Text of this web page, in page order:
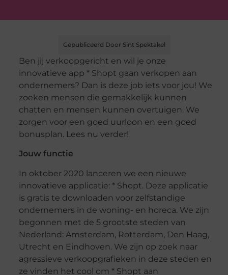
Gepubliceerd Door Sint Spektakel
Ben jij verkoopgericht en wil je onze
innovatieve app * Shopt gaan verkopen aan
ondernemers? Dan is deze job iets voor jou! We
zoeken mensen die gemakkelijk kunnen
chatten en mensen kunnen overtuigen. We
zorgen voor een goed uurloon en een goed
bonusplan. Lees nu verder!
Jouw functie
In oktober 2020 lanceren we een nieuwe
innovatieve applicatie: * Shopt. Deze applicatie
is gratis te downloaden voor zelfstandige
ondernemers in de woning- en horeca. We zijn
begonnen met de 5 grootste steden van
Nederland: Amsterdam, Rotterdam, Den Haag,
Utrecht en Eindhoven. We zijn op zoek naar
agressieve verkoopgrafieken in deze steden en
ze vinden het cool om * Shopt aan